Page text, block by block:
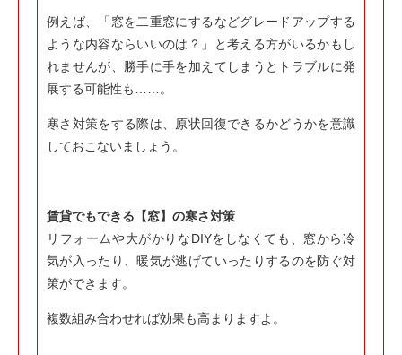
例えば、「窓を二重窓にするなどグレードアップする
ような内容ならいいのは？」と考える方がいるかもし
れませんが、勝手に手を加えてしまうとトラブルに発
展する可能性も……。
寒さ対策をする際は、原状回復できるかどうかを意識
しておこないましょう。
賃貸でもできる【窓】の寒さ対策
リフォームや大がかりなDIYをしなくても、窓から冷
気が入ったり、暖気が逃げていったりするのを防ぐ対
策ができます。
複数組み合わせれば効果も高まりますよ。